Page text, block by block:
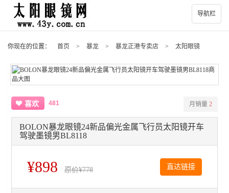
导航栏
你现在的位置： 首页 > 暴龙 > 暴龙正港专卖店 > 太阳眼镜
喜欢 481 月销量 2
BOLON暴龙眼镜24新品偏光金属飞行员太阳镜开车
驾驶墨镜男BL8118
¥898 原价¥778 直达链接